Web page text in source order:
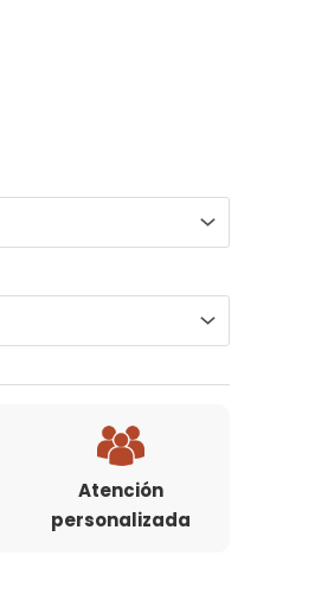
Atención
personalizada